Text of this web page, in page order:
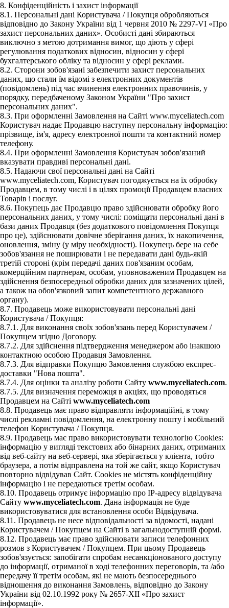
8. Конфіденційність і захист інформації
8.1. Персональні дані Користувача / Покупця обробляються
відповідно до Закону України від 1 червня 2010 № 2297-VI «Про
захист персональних даних». Особисті дані збираються
виключно з метою дотримання вимог, що діють у сфері
регулювання податкових відносин, відносин у сфері
бухгалтерського обліку та відносин у сфері реклами.
8.2. Сторони зобов'язані забезпечити захист персональних
даних, що стали їм відомі з електронних документів
(повідомлень) під час вчинення електронних правочинів, у
порядку, передбаченому Законом України "Про захист
персональних даних".
8.3. При оформленні Замовлення на Сайті www.myceliatech.com
Користувач надає Продавцю наступну персональну інформацію:
прізвище, ім'я, адресу електронної пошти та контактний номер
телефону.
8.4. При оформленні Замовлення Користувач зобов'язаний
вказувати правдиві персональні дані.
8.5. Надаючи свої персональні дані на Сайті
www.myceliatech.com, Користувач погоджується на їх обробку
Продавцем, в тому числі і в цілях промоції Продавцем власних
Товарів і послуг.
8.6. Покупець дає Продавцю право здійснювати обробку його
персональних даних, у тому числі: поміщати персональні дані в
бази даних Продавця (без додаткового повідомлення Покупця
про це), здійснювати довічне зберігання даних, їх накопичення,
оновлення, зміну (у міру необхідності). Покупець бере на себе
зобов'язання не поширювати і не передавати дані будь-якій
третій стороні (крім передачі даних пов'язаним особам,
комерційним партнерам, особам, уповноваженим Продавцем на
здійснення безпосередньої обробки даних для зазначених цілей,
а також на обов'язковий запит компетентного державного
органу).
8.7. Продавець може використовувати персональні дані
Користувача / Покупця:
8.7.1. Для виконання своїх зобов'язань перед Користувачем /
Покупцем згідно Договору.
8.7.2. Для здійснення підтвердження менеджером або інакшою
контактною особою Продавця Замовлення.
8.7.3. Для відправки Покупцю Замовлення службою експрес-
доставки "Нова пошта".
8.7.4. Для оцінки та аналізу роботи Сайту www.myceliatech.com.
8.7.5. Для визначення переможця в акціях, що проводяться
Продавцем на Сайті www.myceliatech.com
8.8. Продавець має право відправляти інформаційні, в тому
числі рекламні повідомлення, на електронну пошту і мобільний
телефон Користувача / Покупця.
8.9. Продавець має право використовувати технологію Cookies:
інформацію у вигляді текстових або бінарних даних, отриманих
від веб-сайту на веб-сервері, яка зберігається у клієнта, тобто
браузера, а потім відправлена на той же сайт, якщо Користувач
повторно відвідував Сайт. Cookies не містять конфіденційну
інформацію і не передаються третім особам.
8.10. Продавець отримує інформацію про IP-адресу відвідувача
Сайту www.myceliatech.com. Дана інформація не буде
використовуватися для встановлення особи Відвідувача.
8.11. Продавець не несе відповідальності за відомості, надані
Користувачем / Покупцем на Сайті в загальнодоступній формі.
8.12. Продавець має право здійснювати записи телефонних
розмов з Користувачем / Покупцем. При цьому Продавець
зобов'язується: запобігати спробам несанкціонованого доступу
до інформації, отриманої в ході телефонних переговорів, та /або
передачу її третім особам, які не мають безпосереднього
відношення до виконання Замовлень, відповідно до Закону
України від 02.10.1992 року № 2657-XII «Про захист
інформації».